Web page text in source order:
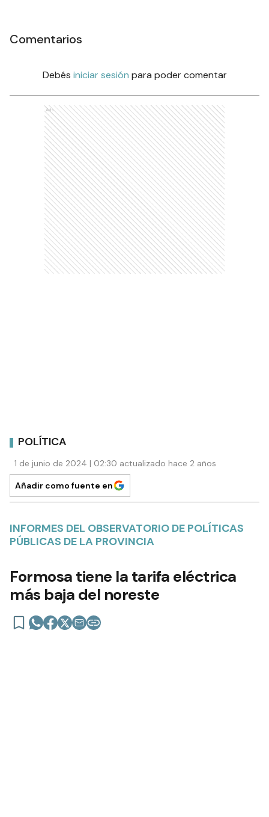
Comentarios
Debés iniciar sesión para poder comentar
Ads
POLÍTICA
1 de junio de 2024 | 02:30 actualizado hace 2 años
Añadir como fuente en
INFORMES DEL OBSERVATORIO DE POLÍTICAS
PÚBLICAS DE LA PROVINCIA
Formosa tiene la tarifa eléctrica
más baja del noreste